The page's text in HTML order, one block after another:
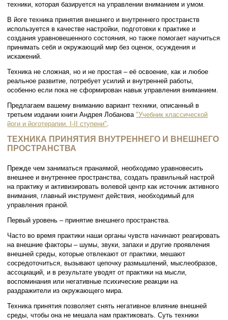
техники, которая базируется на управлении вниманием и умом.
В йоге техника принятия внешнего и внутреннего пространств
используется в качестве настройки, подготовки к практике и
создания уравновешенного состояния, но также помогает научиться
принимать себя и окружающий мир без оценок, осуждения и
искажений.
Техника не сложная, но и не простая – её освоение, как и любое
реальное развитие, потребует усилий и внутренней работы,
особенно если пока не сформирован навык управления вниманием.
Предлагаем вашему вниманию вариант техники, описанный в
третьем издании книги Андрея Лобанова"Учебник классической
йоги и йоготерапии. I-II ступени".
ТЕХНИКА ПРИНЯТИЯ ВНУТРЕННЕГО И ВНЕШНЕГО
ПРОСТРАНСТВА
Прежде чем заниматься пранаямой, необходимо уравновесить
внешнее и внутреннее пространства, создать правильный настрой
на практику и активизировать волевой центр как источник активного
внимания, главный инструмент действия, необходимый для
управления праной.
Первый уровень – принятие внешнего пространства.
Часто во время практики наши органы чувств начинают реагировать
на внешние факторы – шумы, звуки, запахи и другие проявления
внешней среды, которые отвлекают от практики, мешают
сосредоточиться, вызывают цепочку размышлений, мыслеобразов,
ассоциаций, и в результате уводят от практики на мысли,
воспоминания или негативные психические реакции на
раздражители из окружающего мира.
Техника принятия позволяет снять негативное влияние внешней
среды, чтобы она не мешала нам практиковать. Суть техники